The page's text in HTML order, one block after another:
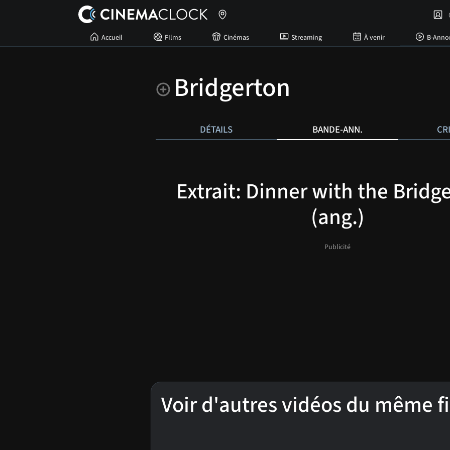
Accueil FIlms Cinémas Streaming À venir B-
Bridgerton
DÉTAILS BANDE-ANN.
Extrait: Dinner with the
(ang.)
Voir d'autres vidéos du même